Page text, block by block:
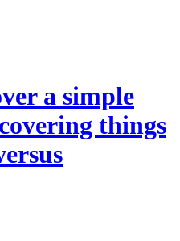
a simple
things